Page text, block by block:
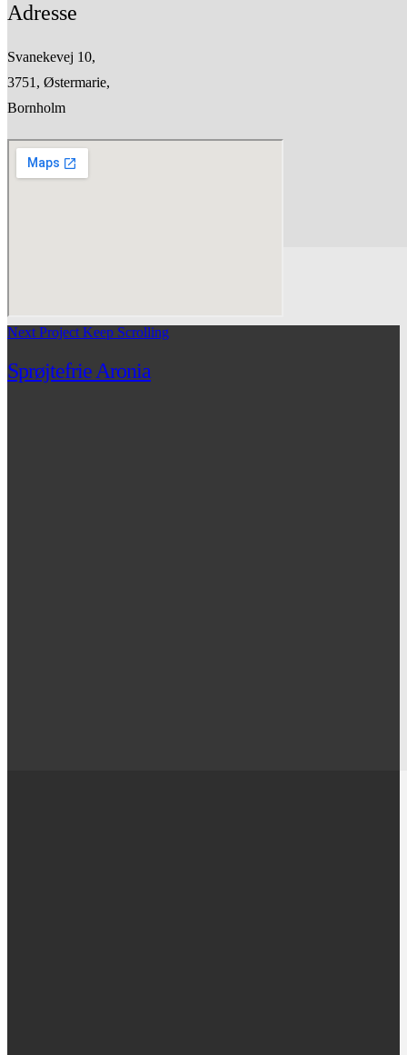
Adresse
Svanekevej 10,
3751, Østermarie,
Bornholm
Next Project Keep Scrolling
Sprøjtefrie Aronia